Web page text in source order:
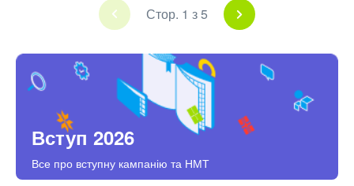
Стор. 1 з 5
Вступ 2026
Все про вступну кампанію та НМТ